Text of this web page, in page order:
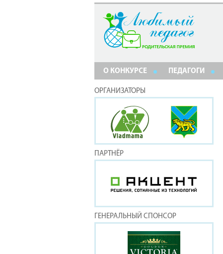
О КОНКУРСЕ ПЕДАГОГИ
ОРГАНИЗАТОРЫ
ПАРТНЁР
ГЕНЕРАЛЬНЫЙ СПОНСОР